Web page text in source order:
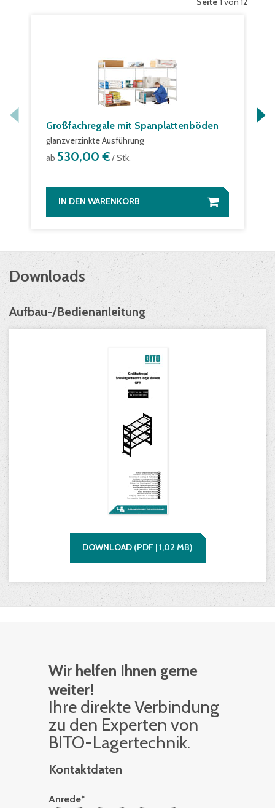
Großfachregale mit Spanplattenböden
glanzverzinkte Ausführung
ab 530,00 €/ Stk.
IN DEN WARENKORB
Downloads
Aufbau-/Bedienanleitung
DOWNLOAD (PDF |1,02 MB)
Wir helfen Ihnen gerne
weiter!
Ihre di­rek­te Ver­bin­dung
zu den Ex­per­ten von
BITO-La­ger­tech­nik.
Kontaktdaten
Anrede*